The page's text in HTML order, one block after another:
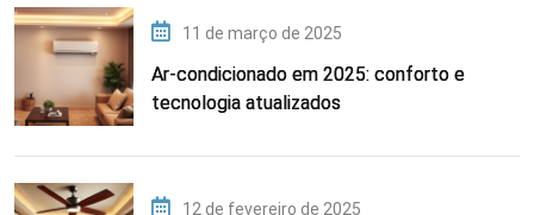
11 de março de 2025
Ar-condicionado em 2025: conforto e
tecnologia atualizados
12 de fevereiro de 2025